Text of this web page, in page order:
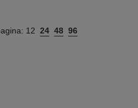
12 24 48 96